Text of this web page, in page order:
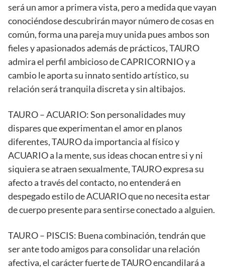
será un amor a primera vista, pero a medida que vayan
conociéndose descubrirán mayor número de cosas en
común, forma una pareja muy unida pues ambos son
fieles y apasionados además de prácticos, TAURO
admira el perfil ambicioso de CAPRICORNIO y a
cambio le aporta su innato sentido artístico, su
relación será tranquila discreta y sin altibajos.
TAURO – ACUARIO: Son personalidades muy
dispares que experimentan el amor en planos
diferentes, TAURO da importancia al físico y
ACUARIO a la mente, sus ideas chocan entre si y ni
siquiera se atraen sexualmente, TAURO expresa su
afecto a través del contacto, no entenderá en
despegado estilo de ACUARIO que no necesita estar
de cuerpo presente para sentirse conectado a alguien.
TAURO – PISCIS: Buena combinación, tendrán que
ser ante todo amigos para consolidar una relación
afectiva, el carácter fuerte de TAURO encandilará a